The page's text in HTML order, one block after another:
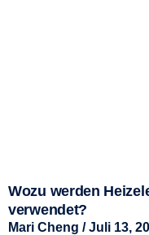
Wozu werden
verwendet?
Mari Cheng Juli 13,